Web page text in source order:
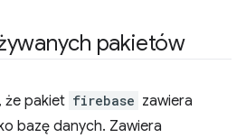
pakietów
że pakiet firebase zawiera
bazę danych. Zawiera